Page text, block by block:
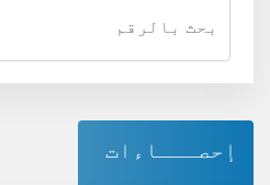
إحصـــاءات